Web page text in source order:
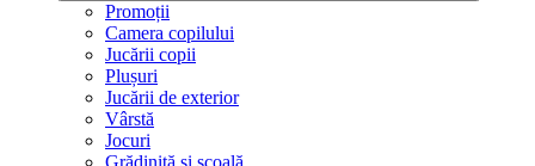
Promoții
Camera copilului
Jucării copii
Plușuri
Jucării de exterior
Vârstă
Jocuri